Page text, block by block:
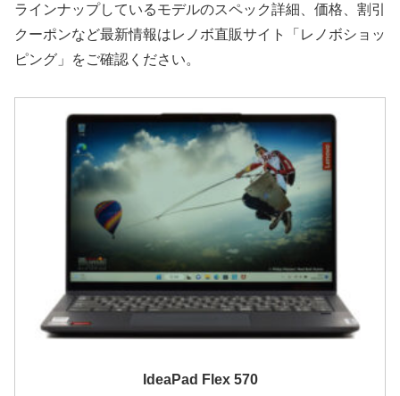
ラインナップしているモデルのスペック詳細、価格、割引
クーポンなど最新情報はレノボ直販サイト「レノボショッ
ピング」をご確認ください。
IdeaPad Flex 570